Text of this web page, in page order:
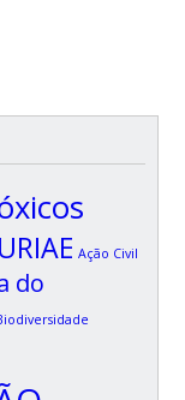
Ação Civil
do